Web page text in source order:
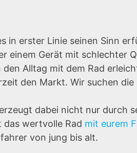
in erster Linie seinen Sinn
einem Gerät mit schlechter
den Alltag mit dem Rad
den Markt. Wir suchen
dabei nicht nur durch
das wertvolle Rad mit eurem
von jung bis alt.